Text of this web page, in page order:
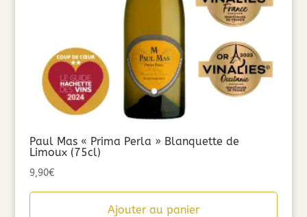
Paul Mas « Prima Perla » Blanquette de
Limoux (75cl)
9,90€
Ajouter au panier